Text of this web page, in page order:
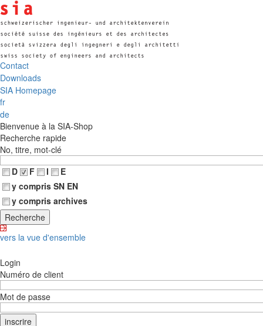
Contact
Downloads
SIA Homepage
fr
de
Bienvenue à la SIA-Shop
Recherche rapide
No, titre, mot-clé
D
F I
E
y compris SN EN
y compris archives
vers la vue d'ensemble
Login
Numéro de client
Mot de passe